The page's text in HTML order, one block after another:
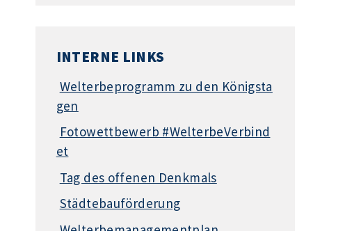
INTERNE LINKS
Welterbeprogramm zu den Königsta
gen
Fotowettbewerb #WelterbeVerbind
et
Tag des offenen Denkmals
Städtebauförderung